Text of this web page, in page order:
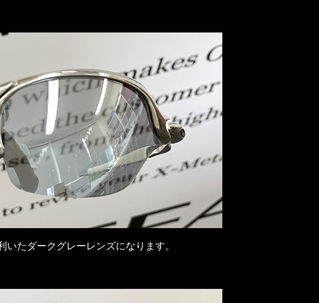
たダークグレーレンズになります。